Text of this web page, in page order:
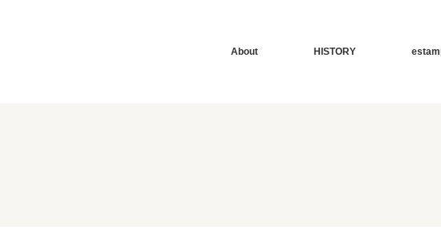
About HISTORY